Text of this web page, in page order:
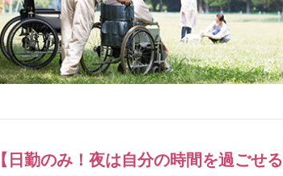
【日勤のみ！夜は自分の時間を過ごせ